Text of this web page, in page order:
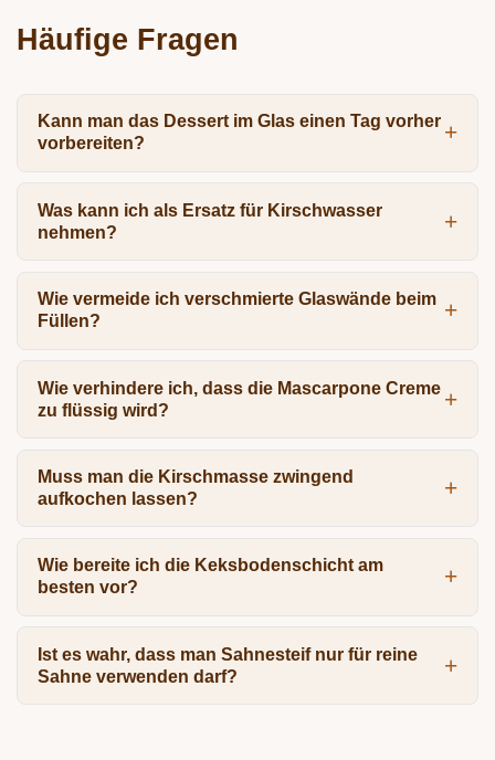
Häufige Fragen
Kann man das Dessert im Glas einen Tag vorher
vorbereiten?
Was kann ich als Ersatz für Kirschwasser
nehmen?
Wie vermeide ich verschmierte Glaswände beim
Füllen?
Wie verhindere ich, dass die Mascarpone Creme
zu flüssig wird?
Muss man die Kirschmasse zwingend
aufkochen lassen?
Wie bereite ich die Keksbodenschicht am
besten vor?
Ist es wahr, dass man Sahnesteif nur für reine
Sahne verwenden darf?